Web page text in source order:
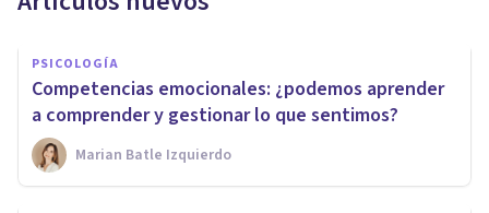
PSICOLOGÍA
Competencias emocionales: ¿podemos aprender
a comprender y gestionar lo que sentimos?
Marian Batle Izquierdo